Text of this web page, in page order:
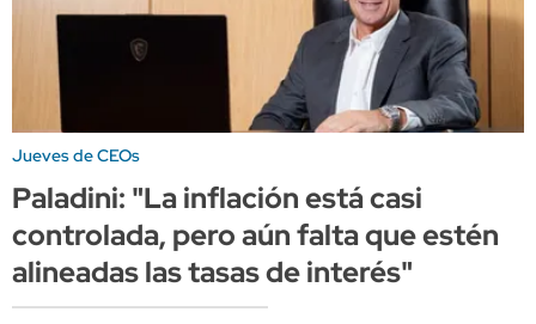
Jueves de CEOs
Paladini: "La inflación está casi
controlada, pero aún falta que estén
alineadas las tasas de interés"